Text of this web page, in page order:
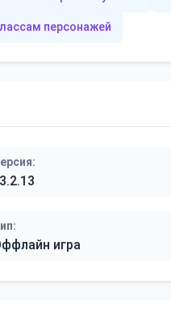
персонажей
игра